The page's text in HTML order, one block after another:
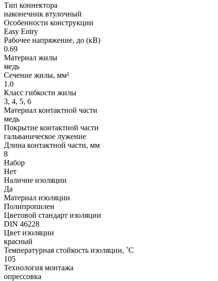
Тип коннектора
наконечник втулочный
Особенности конструкции
Easy Entry
Рабочее напряжение, до (кВ)
0.69
Материал жилы
медь
Сечение жилы, мм²
1.0
Класс гибкости жилы
3, 4, 5, 6
Материал контактной части
медь
Покрытие контактной части
гальваническое лужение
Длина контактной части, мм
8
Набор
Нет
Наличие изоляции
Да
Материал изоляции
Полипропилен
Цветовой стандарт изоляции
DIN 46228
Цвет изоляции
красный
Температурная стойкость изоляции, ˚С
105
Технология монтажа
опрессовка